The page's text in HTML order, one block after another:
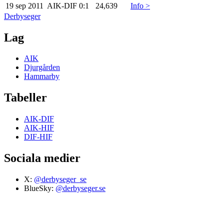
19 sep 2011
AIK-DIF 0:1 24,639
Info >
Derbyseger
Lag
AIK
Djurgården
Hammarby
Tabeller
AIK-DIF
AIK-HIF
DIF-HIF
Sociala medier
X: @derbyseger_se
BlueSky: @derbyseger.se